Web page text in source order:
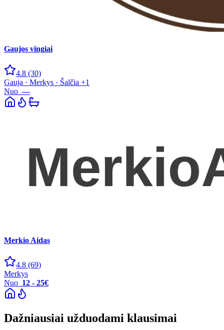
Gaujos vingiai
4.8 (30)
Gauja · Merkys · Šalčia +1
Nuo—
Merkio Aidas
4.8 (69)
Merkys
Nuo 12 - 25€
Dažniausiai užduodami klausimai